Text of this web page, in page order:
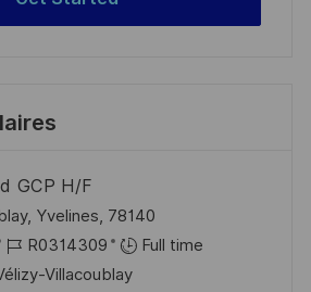
GCP H/F
Yvelines, 78140
R
é
R0314309
Full time
Villacoublay